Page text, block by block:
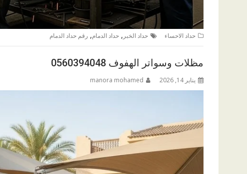
حداد الاحساء حداد الخبر , حداد الدمام, رقم حداد الدمام
مظلات وسواتر الهفوف 0560394048
يناير 14, 2026 manora mohamed